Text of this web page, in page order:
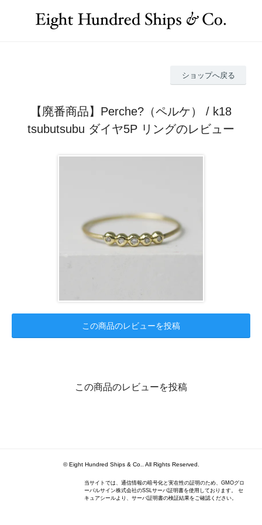
ショップへ戻る
【廃番商品】Perche?（ペルケ） / k18
tsubutsubu ダイヤ5P リングのレビュー
この商品のレビューを投稿
この商品のレビューを投稿
© Eight Hundred Ships & Co.. All Rights Reserved.
当サイトでは、通信情報の暗号化と実在性の証明のため、GMOグロ
ーバルサイン株式会社のSSLサーバ証明書を使用しております。 セ
キュアシールより、サーバ証明書の検証結果をご確認ください。